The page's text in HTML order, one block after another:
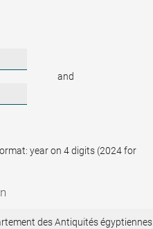
and
year on 4 digits (2024 for
des Antiquités égyptiennes